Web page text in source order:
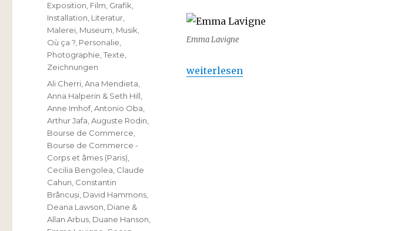
Emma Lavigne
„Bourse de Commerce – Corps et âmes (Paris)“
weiterlesen
Exposition Film Grafik
Installation Literatur
Malerei Museum Musik
Où ça ? Personalie
Photographie ,Texte
Zeichnungen
Schlagwörter
Ali Cherri ,Ana Mendieta
Anna Halperin & Seth Hill
Anne Imhof,Antonio Oba
Arthur Jafa ,Auguste Rodin
Bourse de Commerce
Bourse de Commerce -
Corps et âmes (Paris)
Cecilia Bengolea Claude
Cahun Constantin
Brâncuși David Hammons
Deana Lawson Diane &
Allan Arbus Duane Hanson